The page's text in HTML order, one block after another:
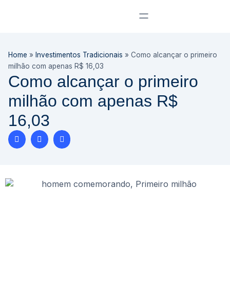
Home » Investimentos Tradicionais » Como alcançar o primeiro
milhão com apenas R$ 16,03
Como alcançar o primeiro
milhão com apenas R$
16,03